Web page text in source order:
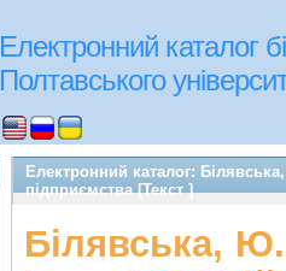
Електронний каталог
Полтавського
Електронний каталог:
підприємства [Текст ]
Білявська,